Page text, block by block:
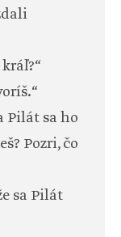
Pilát sa ho
Pozri, čo
sa Pilát